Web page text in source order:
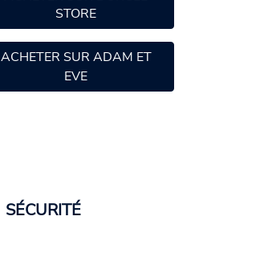
STORE
ACHETER SUR ADAM ET
EVE
SÉCURITÉ